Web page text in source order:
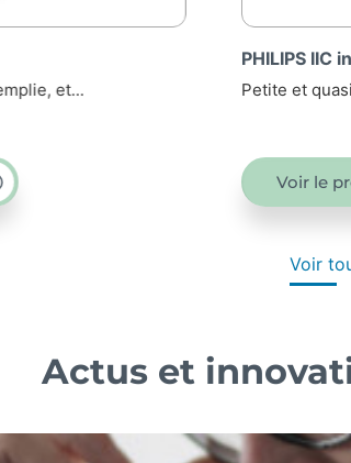
l’aide auditive IIC...
PHILIPS
Vous êtes
Voir le
Voir
Actus et